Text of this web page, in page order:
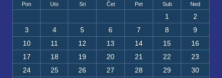
Pon Uto Sri Čet Pet Sub Ned
1
2
3
4 5 6 7 8
9
10
11 12 13 14 15
16
17
18 19 20 21 22
23
24
25 26 27 28 29
30